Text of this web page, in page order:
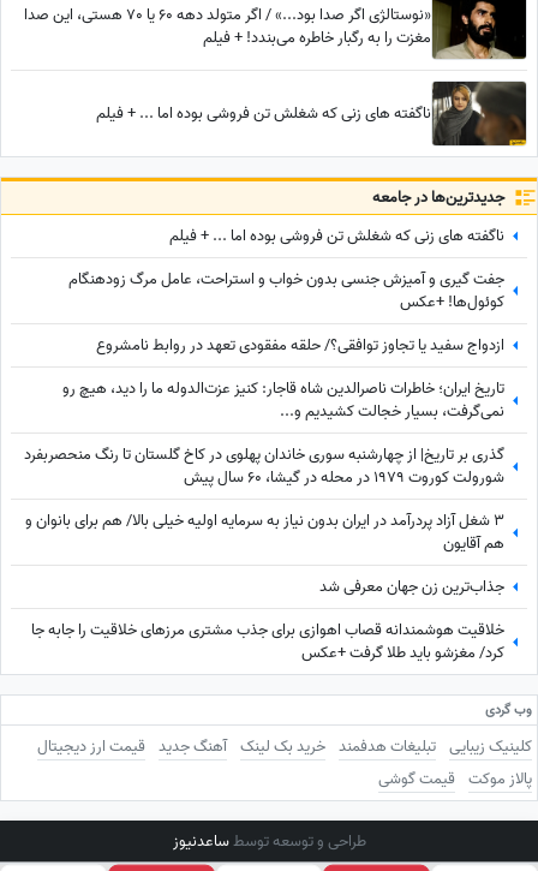
«نوستالژی اگر صدا بود...» / اگر متولد دهه 60 یا 70 هستی، این صدا
مغزت را به رگبار خاطره می‌بندد! + فیلم
ناگفته های زنی که شغلش تن فروشی بوده اما ... + فیلم
جدید‌ترین‌ها در جامعه
ناگفته های زنی که شغلش تن فروشی بوده اما ... + فیلم
جفت گیری و آمیزش جنسی بدون خواب و استراحت، عامل مرگ زودهنگام
کوئول‌ها! +عکس
ازدواج سفید یا تجاوز توافقی؟/ حلقه مفقودی تعهد در روابط نامشروع
تاریخ ایران؛ خاطرات ناصرالدین شاه قاجار: کنیز عزت‌الدوله ما را دید، هیچ رو
نمی‌گرفت، بسیار خجالت کشیدیم و...
گذری بر تاریخ| از چهارشنبه سوری خاندان پهلوی در کاخ گلستان تا رنگ منحصربفرد
شورولت کوروت 1979 در محله در گیشا، 60 سال پیش
3 شغل آزاد پردرآمد در ایران بدون نیاز به سرمایه اولیه خیلی بالا/ هم برای بانوان و
هم آقایون
جذاب‌ترین زن جهان معرفی شد
خلاقیت هوشمندانه قصاب اهوازی برای جذب مشتری مرزهای خلاقیت را جابه جا
کرد/ مغزشو باید طلا گرفت +عکس
وب گردی
کلینیک زیبایی تبلیغات هدفمند خرید بک لینک آهنگ جدید قیمت ارز دیجیتال
پالاز موکت قیمت گوشی
طراحی و توسعه توسطساعدنیوز